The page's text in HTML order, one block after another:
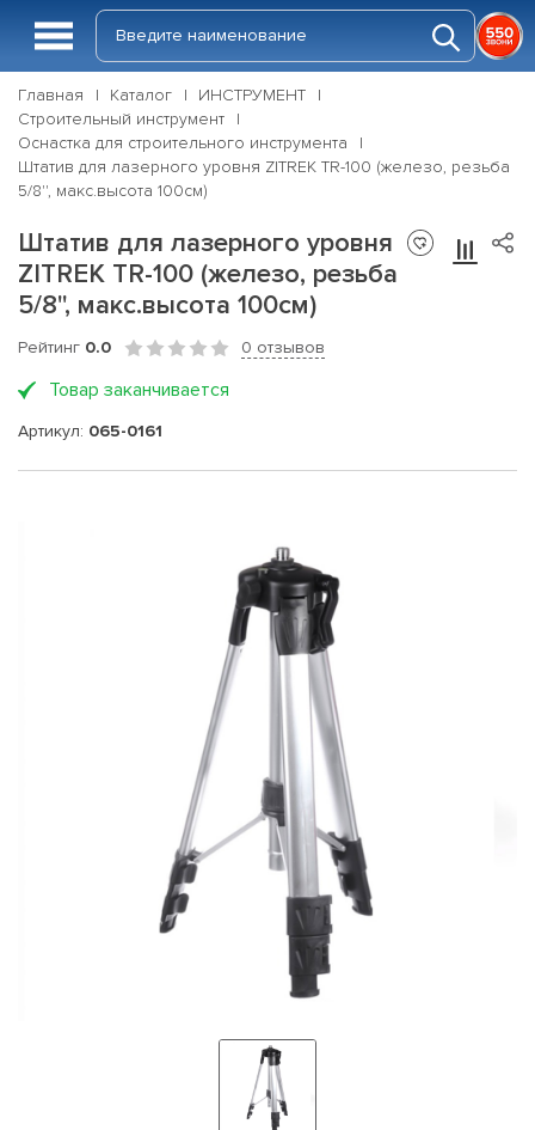
Главная Каталог
ИНСТРУМЕНТ
Строительный инструмент
Оснастка для строительного инструмента
Штатив для лазерного уровня ZITREK TR-100 (железо, резьба
5/8'', макс.высота 100см)
Штатив для лазерного уровня
ZITREK TR-100 (железо, резьба
5/8'', макс.высота 100см)
Рейтинг 0.0 0 отзывов
Товар заканчивается
Артикул: 065-0161